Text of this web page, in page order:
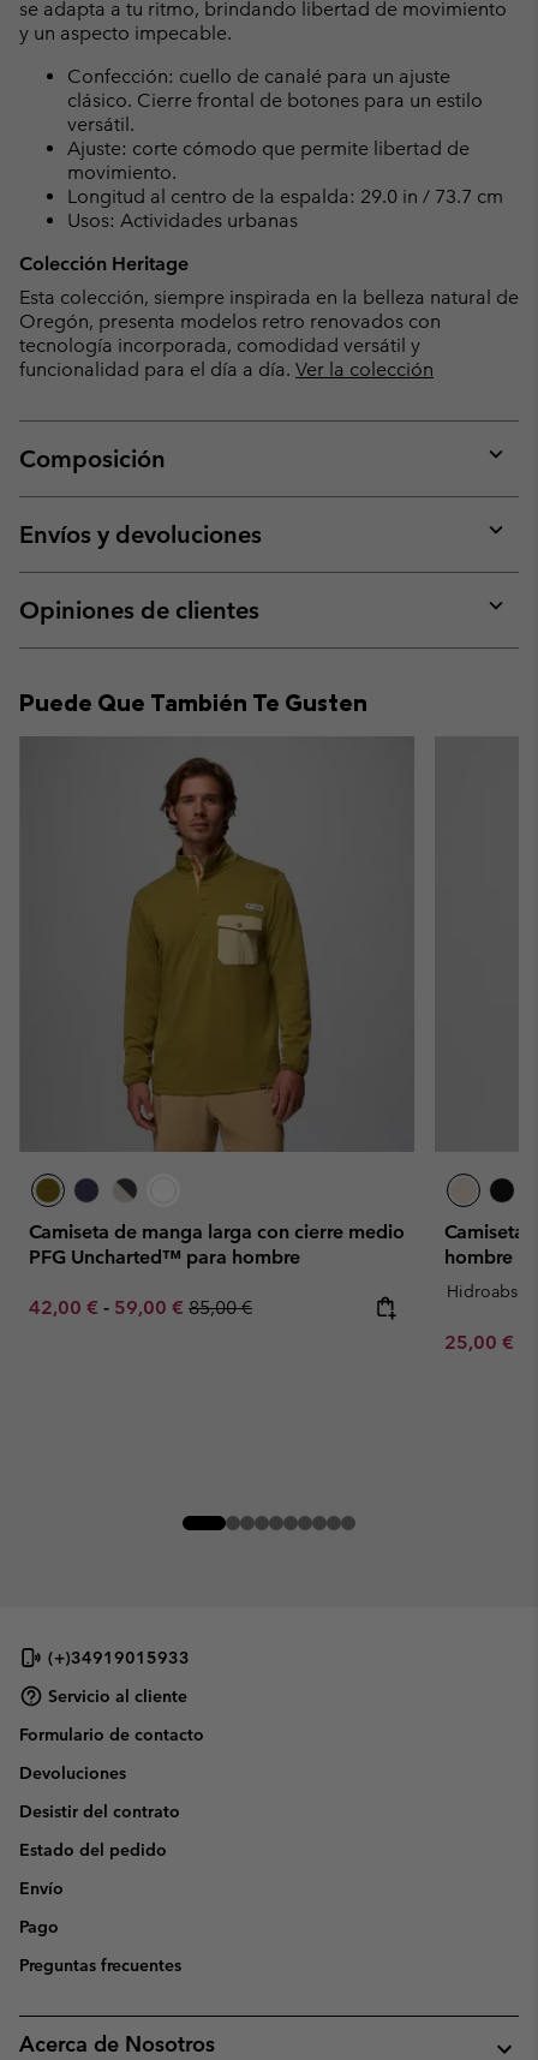
se adapta a tu ritmo, brindando libertad de movimiento
y un aspecto impecable.
Confección: cuello de canalé para un ajuste
clásico. Cierre frontal de botones para un estilo
versátil.
Ajuste: corte cómodo que permite libertad de
movimiento.
Longitud al centro de la espalda: 29.0 in / 73.7 cm
Usos: Actividades urbanas
Colección Heritage
Esta colección, siempre inspirada en la belleza natural de
Oregón, presenta modelos retro renovados con
tecnología incorporada, comodidad versátil y
funcionalidad para el día a día. Ver la colección
Composición
or
Envíos y devoluciones
or
Opiniones de clientes
or
Puede Que También Te Gusten
Camiseta de manga larga con cierre medio
PFG Uncharted™ para hombre
Minimum sale price:
42,00 € - Maximum sale price:
59,00 € Regular price:
85,00 €
Camiseta
hombre
Minimum
25,00 €
(+)34919015933
Servicio al cliente
Formulario de contacto
Devoluciones
Desistir del contrato
Estado del pedido
Envío
Pago
Preguntas frecuentes
Acerca de Nosotros